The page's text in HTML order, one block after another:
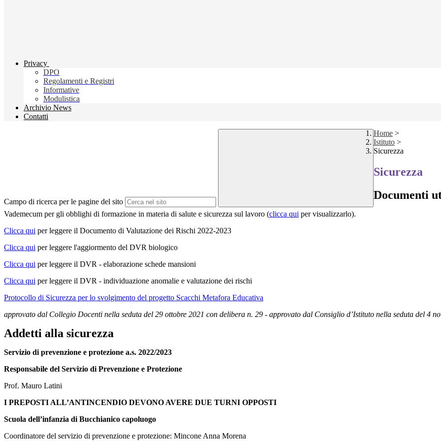
Privacy
DPO
Regolamenti e Registri
Informative
Modulistica
Archivio News
Contatti
Campo di ricerca per le pagine del sito
Home >
Istituto >
Sicurezza
Sicurezza
Documenti
Vademecum per gli obblighi di formazione in materia di salute e sicurezza sul lavoro (clicca qui per visualizzarlo).
Clicca qui per leggere il Documento di Valutazione dei Rischi 2022-2023
Clicca qui per leggere l'aggiormento del DVR biologico
Clicca qui per leggere il DVR - elaborazione schede mansioni
Clicca qui per leggere il DVR - individuazione anomalie e valutazione dei rischi
Protocollo di Sicurezza per lo svolgimento del progetto Scacchi Metafora Educativa
approvato dal Collegio Docenti nella seduta del 29 ottobre 2021 con delibera n. 29 - approvato dal Consiglio d’Istituto nella seduta del 4
Addetti alla sicurezza
Servizio di prevenzione e protezione a.s. 2022/2023
Responsabile del Servizio di Prevenzione e Protezione
Prof. Mauro Latini
I PREPOSTI ALL’ANTINCENDIO DEVONO AVERE DUE TURNI OPPOSTI
Scuola dell’infanzia di Bucchianico capoluogo
Coordinatore del servizio di prevenzione e protezione: Mincone Anna Morena